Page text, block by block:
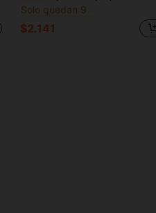
#4 Más vendidos
Solo quedan 9
#4 Más vendidos
Solo quedan 9
#4 Más vendidos en Portátil Lupas
$2.141